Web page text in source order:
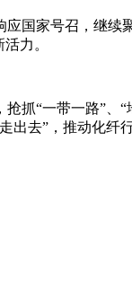
国家号召，继续
力。
抓“一带一路”、
去”，推动化纤